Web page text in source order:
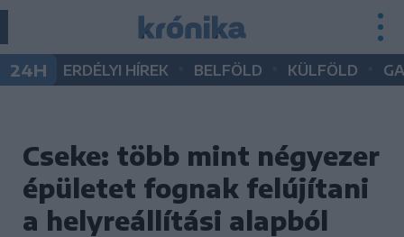
24H ERDÉLYI HÍREK BELFÖLD KÜLFÖLD
Cseke: több mint négyezer
épületet fognak felújítani
a helyreállítási alapból